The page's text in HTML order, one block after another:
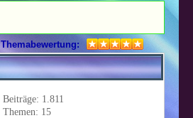
Themabewertung:
Beiträge: 1.811
Themen: 15